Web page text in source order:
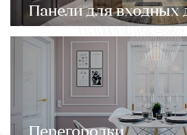
Панели для входных